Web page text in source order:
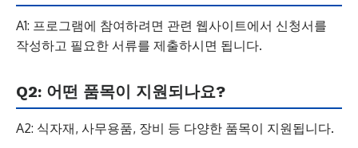
A1: 프로그램에 참여하려면 관련 웹사이트에서 신청서를
작성하고 필요한 서류를 제출하시면 됩니다.
Q2: 어떤 품목이 지원되나요?
A2: 식자재, 사무용품, 장비 등 다양한 품목이 지원됩니다.